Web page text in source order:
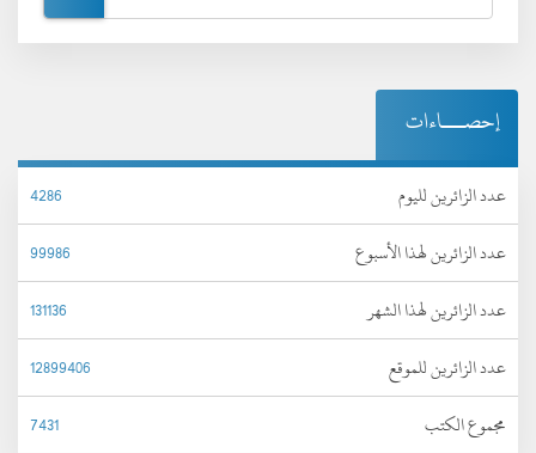
إحصـــاءات
عدد الزائرين لليوم
4286
عدد الزائرين لهذا الأسبوع
99986
عدد الزائرين لهذا الشهر
131136
عدد الزائرين للموقع
12899406
مجموع الكتب
7431